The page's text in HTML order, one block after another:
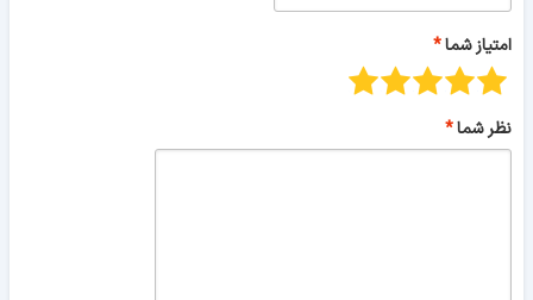
امتیاز شما
نظر شما